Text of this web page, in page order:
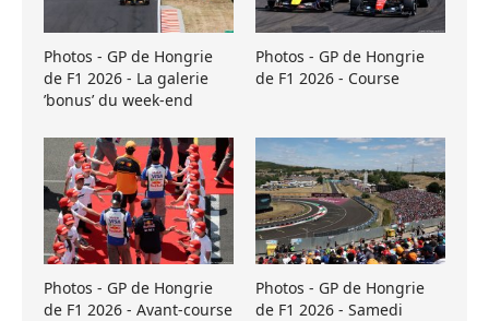
Photos - GP de Hongrie
de F1 2026 - La galerie
’bonus’ du week-end
Photos - GP de Hongrie
de F1 2026 - Course
Photos - GP de Hongrie
de F1 2026 - Avant-course
Photos - GP de Hongrie
de F1 2026 - Samedi